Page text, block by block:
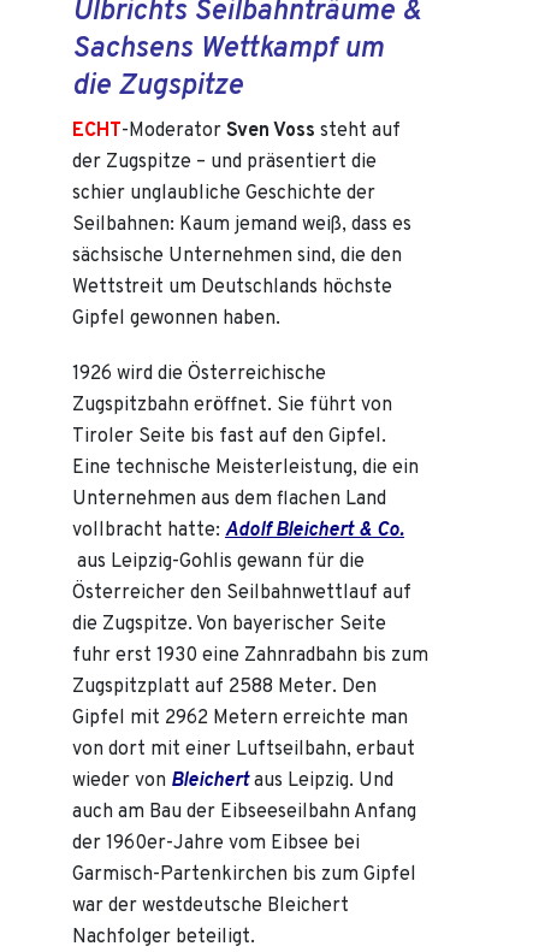
Ulbrichts Seilbahnträume &
Sachsens Wettkampf um
die Zugspitze
ECHT-Moderator Sven Voss steht auf
der Zugspitze – und präsentiert die
schier unglaubliche Geschichte der
Seilbahnen: Kaum jemand weiß, dass es
sächsische Unternehmen sind, die den
Wettstreit um Deutschlands höchste
Gipfel gewonnen haben.
1926 wird die Österreichische
Zugspitzbahn eröffnet. Sie führt von
Tiroler Seite bis fast auf den Gipfel.
Eine technische Meisterleistung, die ein
Unternehmen aus dem flachen Land
vollbracht hatte: Adolf Bleichert & Co.
aus Leipzig-Gohlis gewann für die
Österreicher den Seilbahnwettlauf auf
die Zugspitze. Von bayerischer Seite
fuhr erst 1930 eine Zahnradbahn bis zum
Zugspitzplatt auf 2588 Meter. Den
Gipfel mit 2962 Metern erreichte man
von dort mit einer Luftseilbahn, erbaut
wieder von Bleichert aus Leipzig. Und
auch am Bau der Eibseeseilbahn Anfang
der 1960er-Jahre vom Eibsee bei
Garmisch-Partenkirchen bis zum Gipfel
war der westdeutsche Bleichert
Nachfolger beteiligt.